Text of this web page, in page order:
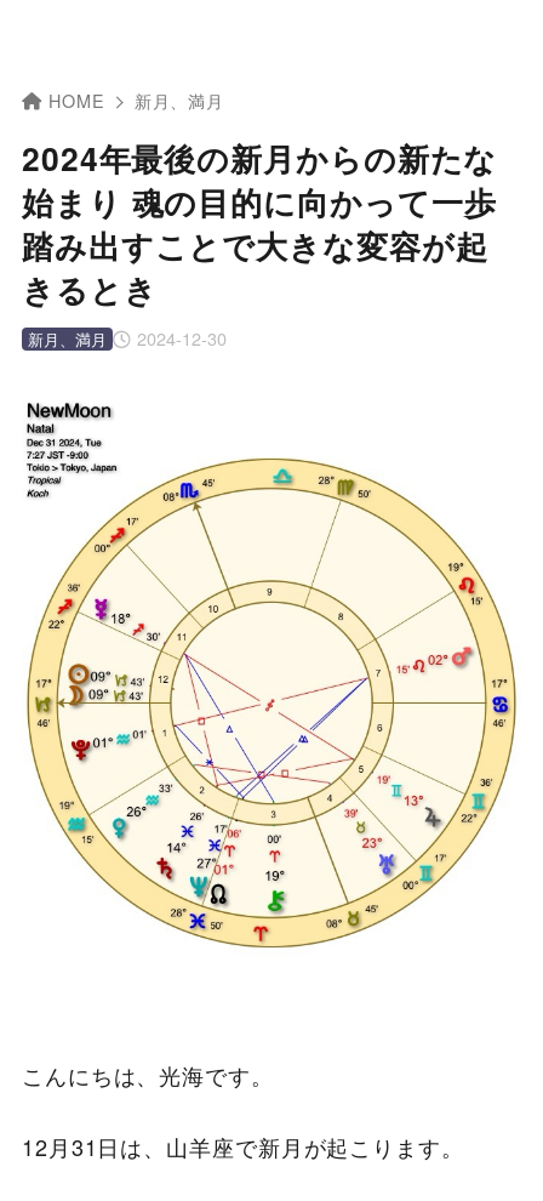
HOME 新月、満月
2024年最後の新月からの新たな
始まり 魂の目的に向かって一歩
踏み出すことで大きな変容が起
きるとき
2024-12-30
新月、満月
こんにちは、光海です。
12月31日は、山羊座で新月が起こります。